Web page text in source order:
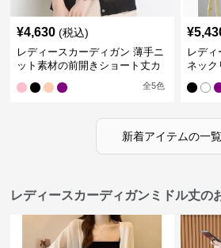
¥4,630 (税込)
レディースカーディガン 薄手ニ
ット素材の前開きショート丈カ
全5色
¥
レデ
ネック
新着アイテムの一
レディースカーディガンミドル丈の